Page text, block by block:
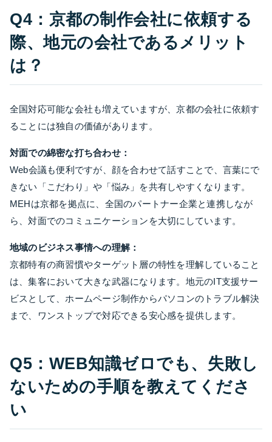
Q4：京都の制作会社に依頼する
際、地元の会社であるメリット
は？
全国対応可能な会社も増えていますが、京都の会社に依頼す
ることには独自の価値があります。
対面での綿密な打ち合わせ：
Web会議も便利ですが、顔を合わせて話すことで、言葉にで
きない「こだわり」や「悩み」を共有しやすくなります。
MEHは京都を拠点に、全国のパートナー企業と連携しなが
ら、対面でのコミュニケーションを大切にしています。
地域のビジネス事情への理解：
京都特有の商習慣やターゲット層の特性を理解していること
は、集客において大きな武器になります。地元のIT支援サー
ビスとして、ホームページ制作からパソコンのトラブル解決
まで、ワンストップで対応できる安心感を提供します。
Q5：WEB知識ゼロでも、失敗し
ないための手順を教えてくださ
い